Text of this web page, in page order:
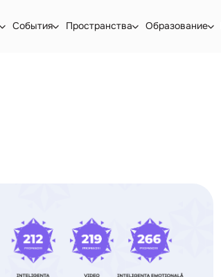
Cобытия Пространства Образование